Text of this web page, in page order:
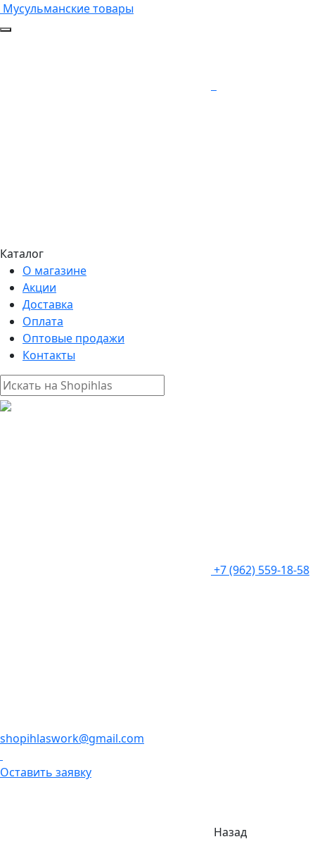
Мусульманские товары
Каталог
О магазине
Акции
Доставка
Оплата
Оптовые продажи
Контакты
+7 (962) 559-18-58
shopihlaswork@gmail.com
Оставить заявку
Назад